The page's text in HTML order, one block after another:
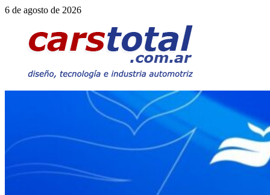
Saltar
contenido
6 de agosto de 2026